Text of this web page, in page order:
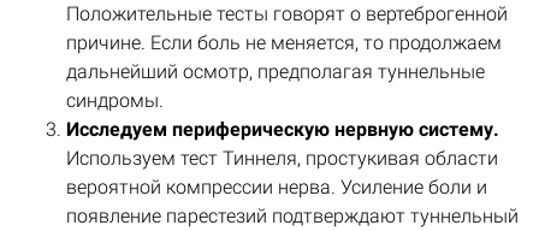
Положительные тесты говорят о вертеброгенной
причине. Если боль не меняется, то продолжаем
дальнейший осмотр, предполагая туннельные
синдромы.
Исследуем периферическую нервную систему.
Используем тест Тиннеля, простукивая области
вероятной компрессии нерва. Усиление боли и
появление парестезий подтверждают туннельный